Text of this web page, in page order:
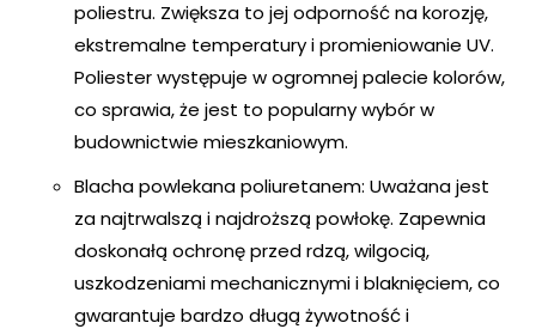
poliestru. Zwiększa to jej odporność na korozję,
ekstremalne temperatury i promieniowanie UV.
Poliester występuje w ogromnej palecie kolorów,
co sprawia, że jest to popularny wybór w
budownictwie mieszkaniowym.
Blacha powlekana poliuretanem: Uważana jest
za najtrwalszą i najdroższą powłokę. Zapewnia
doskonałą ochronę przed rdzą, wilgocią,
uszkodzeniami mechanicznymi i blaknięciem, co
gwarantuje bardzo długą żywotność i